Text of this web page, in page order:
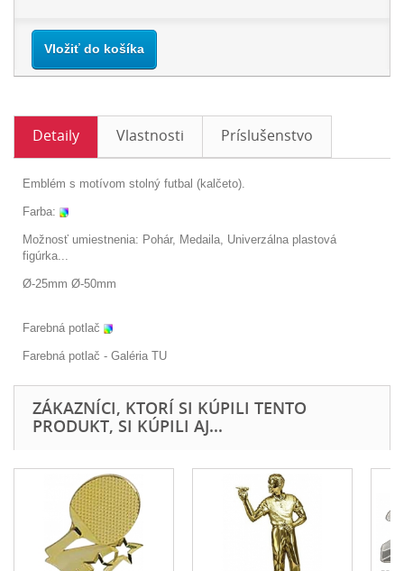
Vložiť do košíka
Detaily Vlastnosti Príslušenstvo
Emblém s motívom stolný futbal (kalčeto).
Farba:
Možnosť umiestnenia: Pohár, Medaila, Univerzálna plastová
figúrka...
Ø-25mm Ø-50mm
Farebná potlač
Farebná potlač - Galéria TU
ZÁKAZNÍCI, KTORÍ SI KÚPILI TENTO
PRODUKT, SI KÚPILI AJ...